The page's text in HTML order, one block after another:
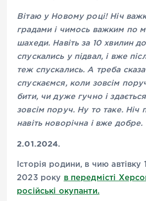
Вітаю у Новому році! Ніч
градами і чимось важким по
шахеди. Навіть за 10 хвилин
спускались у підвал, і вже
теж спускались. А треба
спускаємся, коли зовсім
бити, чи дуже гучно і
зовсім поруч. Ну то таке. Ніч
навіть новорічна і вже добре.
2.01.2024.
Історія родини, в чию автівку
2023 року в передмісті
російські окупанти.